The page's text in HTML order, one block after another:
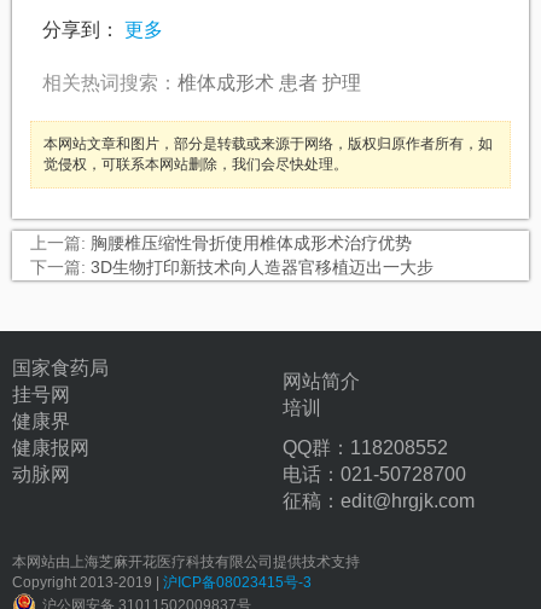
分享到： 更多
相关热词搜索： 椎体成形术 患者 护理
本网站文章和图片，部分是转载或来源于网络，版权归原作者所有，如
觉侵权，可联系本网站删除，我们会尽快处理。
上一篇: 胸腰椎压缩性骨折使用椎体成形术治疗优势
下一篇: 3D生物打印新技术向人造器官移植迈出一大步
国家食药局
挂号网
健康界
健康报网
动脉网
网站简介
培训
QQ群：118208552
电话：021-50728700
征稿：edit@hrgjk.com
本网站由上海芝麻开花医疗科技有限公司提供技术支持
Copyright 2013-2019 | 沪ICP备08023415号-3
沪公网安备 31011502009837号